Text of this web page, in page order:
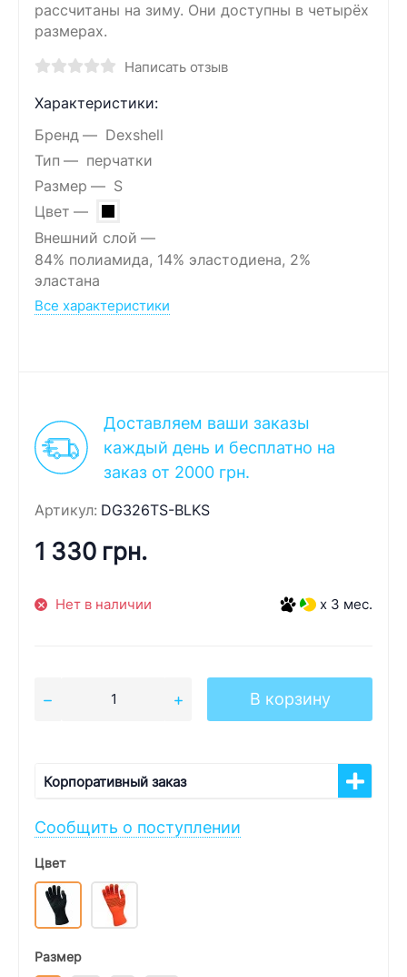
рассчитаны на зиму. Они доступны в четырёх
размерах.
Написать отзыв
Характеристики:
Бренд
Dexshell
Тип
перчатки
Размер
S
Цвет
Внешний слой
84% полиамида, 14% эластодиена, 2%
эластана
Все характеристики
Доставляем ваши заказы
каждый день и бесплатно на
заказ от 2000 грн.
Артикул: DG326TS-BLKS
1 330 грн.
Нет в наличии x 3 мес.
В корзину
Корпоративный заказ
Сообщить о поступлении
Цвет
Размер